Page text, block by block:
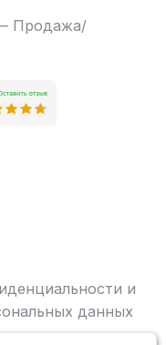
Продажа/
и
данных